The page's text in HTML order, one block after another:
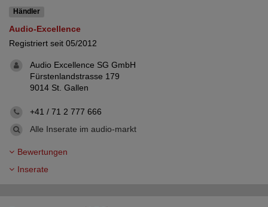
Händler
Audio-Excellence
Registriert seit 05/2012
Audio Excellence SG GmbH
Fürstenlandstrasse 179
9014 St. Gallen
+41 / 71 2 777 666
Alle Inserate im audio-markt
Bewertungen
Inserate